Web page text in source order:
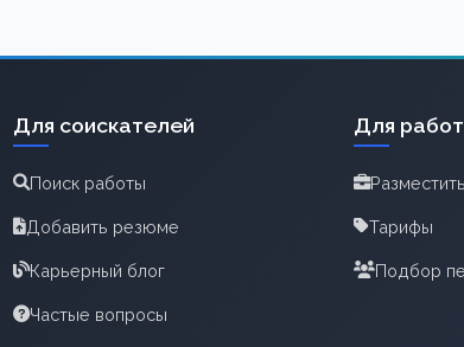
Для соискателей
Поиск работы
Добавить резюме
Карьерный блог
Частые вопросы
Для
Тарифы
Подбор